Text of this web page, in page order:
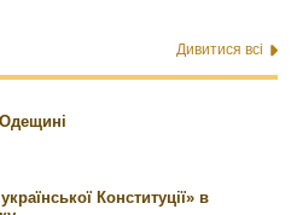
Дивитися всі
Конституції» в